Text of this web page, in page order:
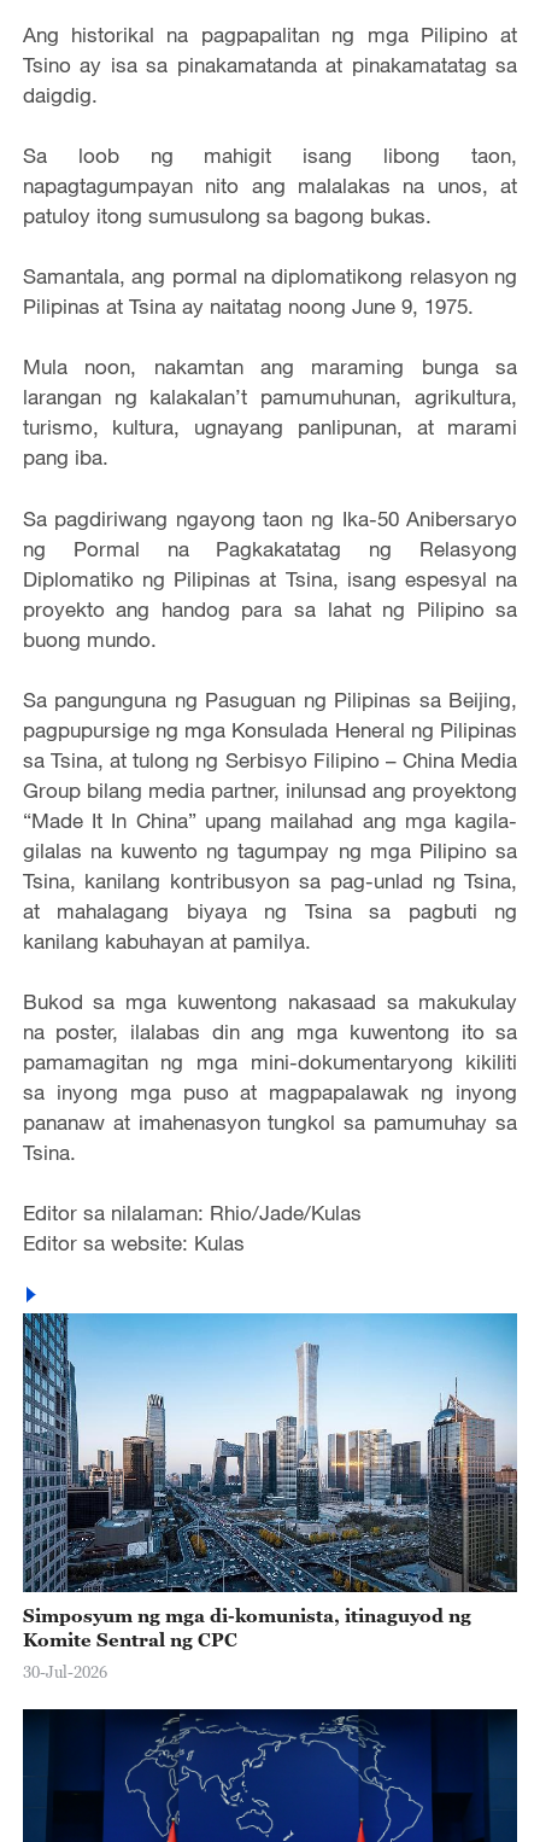
Ang historikal na pagpapalitan ng mga Pilipino at
Tsino ay isa sa pinakamatanda at pinakamatatag sa
daigdig.
Sa loob ng mahigit isang libong taon,
napagtagumpayan nito ang malalakas na unos, at
patuloy itong sumusulong sa bagong bukas.
Samantala, ang pormal na diplomatikong relasyon ng
Pilipinas at Tsina ay naitatag noong June 9, 1975.
Mula noon, nakamtan ang maraming bunga sa
larangan ng kalakalan’t pamumuhunan, agrikultura,
turismo, kultura, ugnayang panlipunan, at marami
pang iba.
Sa pagdiriwang ngayong taon ng Ika-50 Anibersaryo
ng Pormal na Pagkakatatag ng Relasyong
Diplomatiko ng Pilipinas at Tsina, isang espesyal na
proyekto ang handog para sa lahat ng Pilipino sa
buong mundo.
Sa pangunguna ng Pasuguan ng Pilipinas sa Beijing,
pagpupursige ng mga Konsulada Heneral ng Pilipinas
sa Tsina, at tulong ng Serbisyo Filipino – China Media
Group bilang media partner, inilunsad ang proyektong
“Made It In China” upang mailahad ang mga kagila-
gilalas na kuwento ng tagumpay ng mga Pilipino sa
Tsina, kanilang kontribusyon sa pag-unlad ng Tsina,
at mahalagang biyaya ng Tsina sa pagbuti ng
kanilang kabuhayan at pamilya.
Bukod sa mga kuwentong nakasaad sa makukulay
na poster, ilalabas din ang mga kuwentong ito sa
pamamagitan ng mga mini-dokumentaryong kikiliti
sa inyong mga puso at magpapalawak ng inyong
pananaw at imahenasyon tungkol sa pamumuhay sa
Tsina.
Editor sa nilalaman: Rhio/Jade/Kulas
Editor sa website: Kulas
Simposyum ng mga di-komunista, itinaguyod ng
Komite Sentral ng CPC
30-Jul-2026